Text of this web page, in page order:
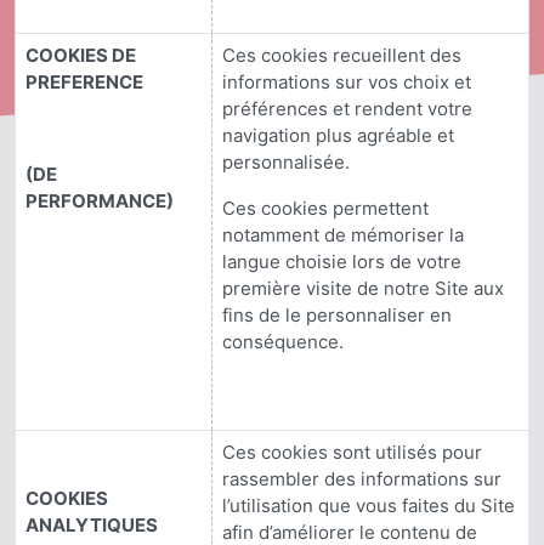
COOKIES DE
PREFERENCE
(DE
PERFORMANCE)
Ces cookies recueillent des
informations sur vos choix et
préférences et rendent votre
navigation plus agréable et
personnalisée.
Ces cookies permettent
notamment de mémoriser la
langue choisie lors de votre
première visite de notre Site aux
fins de le personnaliser en
conséquence.
COOKIES
ANALYTIQUES
Ces cookies sont utilisés pour
rassembler des informations sur
l’utilisation que vous faites du Site
afin d’améliorer le contenu de